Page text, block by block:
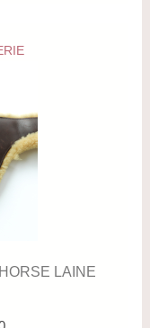
LAINE